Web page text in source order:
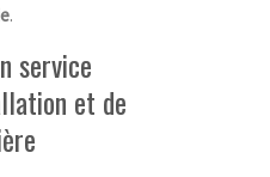
.
service
et de